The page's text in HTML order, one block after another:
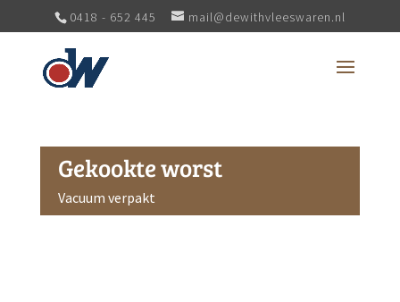
0418 - 652 445 mail@dewithvleeswaren.nl
Gekookte worst
Vacuum verpakt